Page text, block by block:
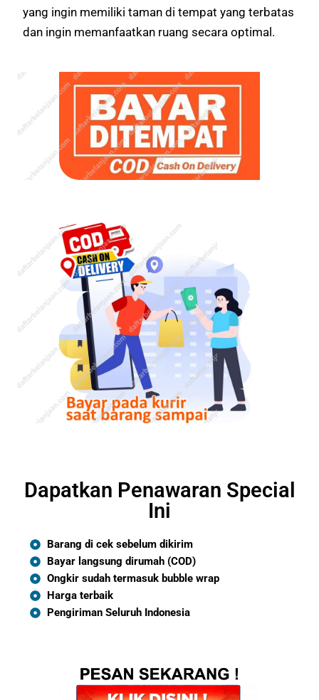
yang ingin memiliki taman di tempat yang terbatas
dan ingin memanfaatkan ruang secara optimal.
Dapatkan Penawaran Special
Ini
Barang di cek sebelum dikirim
Bayar langsung dirumah (COD)
Ongkir sudah termasuk bubble wrap
Harga terbaik
Pengiriman Seluruh Indonesia